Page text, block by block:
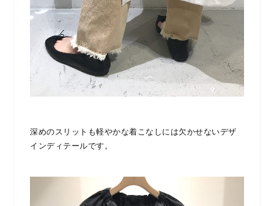
深めのスリットも軽やかな着こなしには欠かせないデザ
インディテールです。